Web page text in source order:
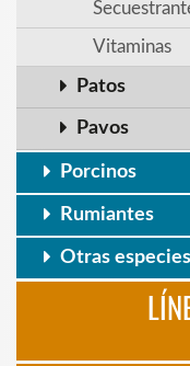
Vitaminas
Patos
Pavos
Porcinos
Rumiantes
Otras especies